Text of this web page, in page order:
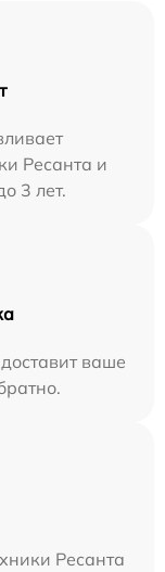
Ресанта и
3 лет.
ваше
Ресанта